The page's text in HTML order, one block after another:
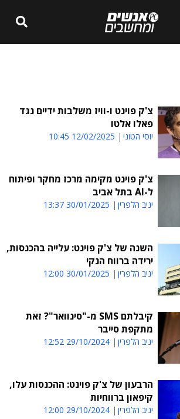
צ'ק פוינט ו-וויז משלבות ידיים נגד
פאלו אלטו
יוסי הטוני 12/02/2025 10:45
צ'ק פוינט מקימה מרכז מחקר ופיתוח
ל-AI בתל אביב
יניב הלפרין 30/01/2025 13:37
השנה של צ'ק פוינט: עלייה בהכנסות,
ירידה ברווח הנקי
יניב הלפרין 30/01/2025 12:00
קיבלתם SMS מ-"סינוואר"? זאת
מתקפת סייבר
יניב הלפרין 29/10/2024 12:52
הרבעון של צ'ק פוינט: ההכנסות עלו,
קיפאון ברווחיות
יניב הלפרין 29/10/2024 12:00